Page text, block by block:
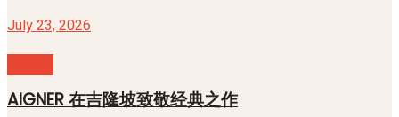
July 23, 2026
AIGNER 在吉隆坡致敬经典之作